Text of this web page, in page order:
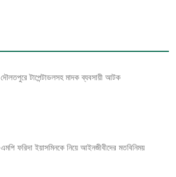
দৌলতপুরে টাপেন্টাডলসহ মাদক ব্যবসায়ী আটক
এমপি ফরিদা ইয়াসমিনকে নিয়ে আইনজীবীদের মতবিনিময়